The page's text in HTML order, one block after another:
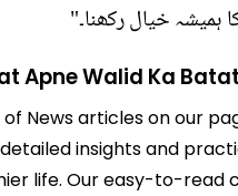
خیال رکھنا۔"
Apne Walid Ka
News articles on our
insights and
life. Our easy-to-read